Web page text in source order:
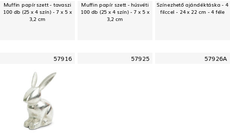
Muffin papír szett - tavaszi
100 db (25 x 4 szín) - 7 x 5 x
3,2 cm
Muffin papír szett - húsvéti
100 db (25 x 4 szín) - 7 x 5 x
3,2 cm
Színezhető ajándéktáska - 4
filccel - 24 x 22 cm - 4 féle
57916 57925 57926A